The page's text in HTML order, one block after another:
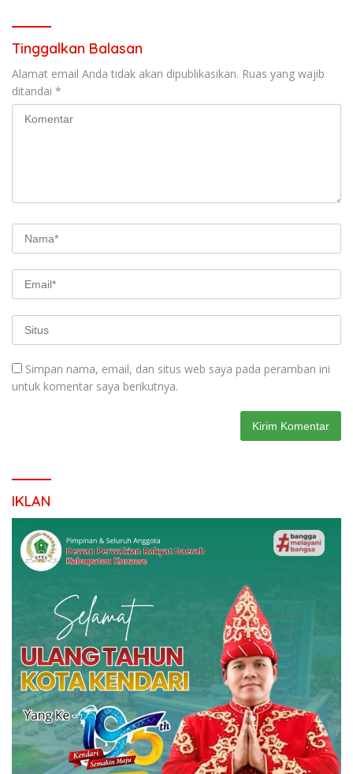
Tinggalkan Balasan
Alamat email Anda tidak akan dipublikasikan. Ruas yang wajib
ditandai *
Simpan nama, email, dan situs web saya pada peramban ini
untuk komentar saya berikutnya.
IKLAN